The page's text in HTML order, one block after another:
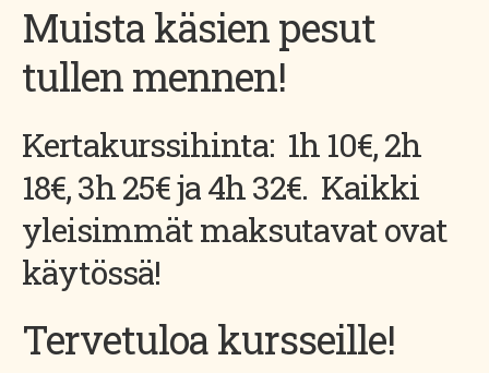
Muista käsien pesut
tullen mennen!
Kertakurssihinta: 1h 10€, 2h
18€, 3h 25€ ja 4h 32€. Kaikki
yleisimmät maksutavat ovat
käytössä!
Tervetuloa kursseille!